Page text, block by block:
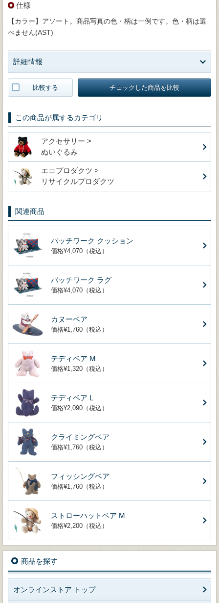
仕様
【カラー】アソート。商品写真の色・柄は一例です。色・柄は選
べません(AST)
詳細情報
比較する チェックした商品を比較
この商品が属するカテゴリ
アクセサリー >
ぬいぐるみ
エコプロダクツ >
リサイクルプロダクツ
関連商品
パッチワーク クッション
価格¥4,070（税込）
パッチワーク ラグ
価格¥4,070（税込）
カヌーベア
価格¥1,760（税込）
テディベア M
価格¥1,320（税込）
テディベア L
価格¥2,090（税込）
クライミングベア
価格¥1,760（税込）
フィッシングベア
価格¥1,760（税込）
ストローハットベア M
価格¥2,200（税込）
商品を探す
オンラインストア トップ